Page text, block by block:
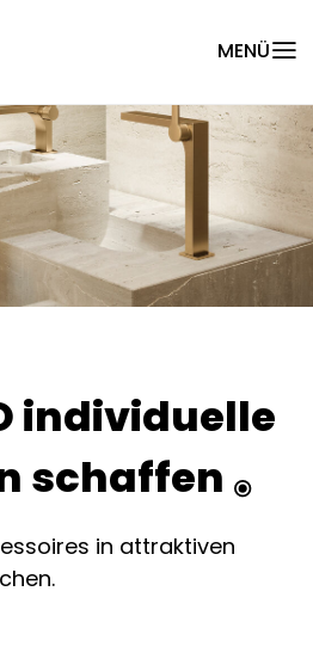
MENÜmenu
individuelle
schaffen
in attraktiven